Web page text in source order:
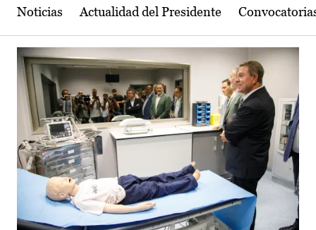
Noticias Actualidad del Presidente